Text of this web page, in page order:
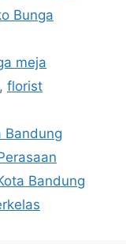
Bunga
meja
, florist
Bandung
Bandung